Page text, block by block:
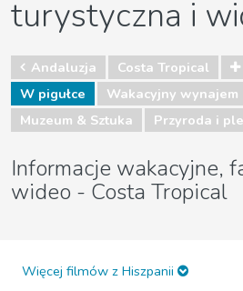
turystyczna i
Andaluzja
Costa Tropical
W pigułce
Wakacyjny wynajem
Muzeum & Sztuka
Przyroda i
Informacje wakacyjne,
wideo - Costa Tropical
Więcej filmów z Hiszpanii